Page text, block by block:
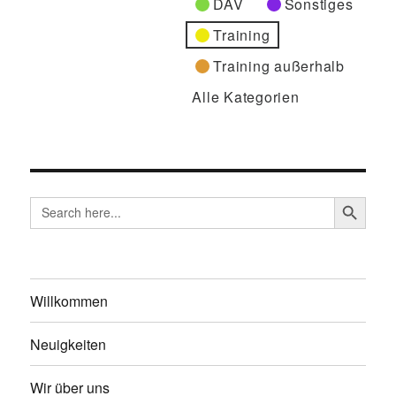
DAV
Sonstiges
Training
Training außerhalb
Alle Kategorien
Search
for:
SEARCH
Willkommen
Neuigkeiten
Wir über uns